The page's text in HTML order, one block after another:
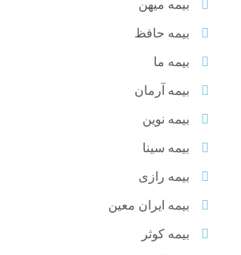
بیمه میهن
بیمه حافظ
بیمه ما
بیمه آرمان
بیمه نوین
بیمه سینا
بیمه رازی
بیمه ایران معین
بیمه کوثر